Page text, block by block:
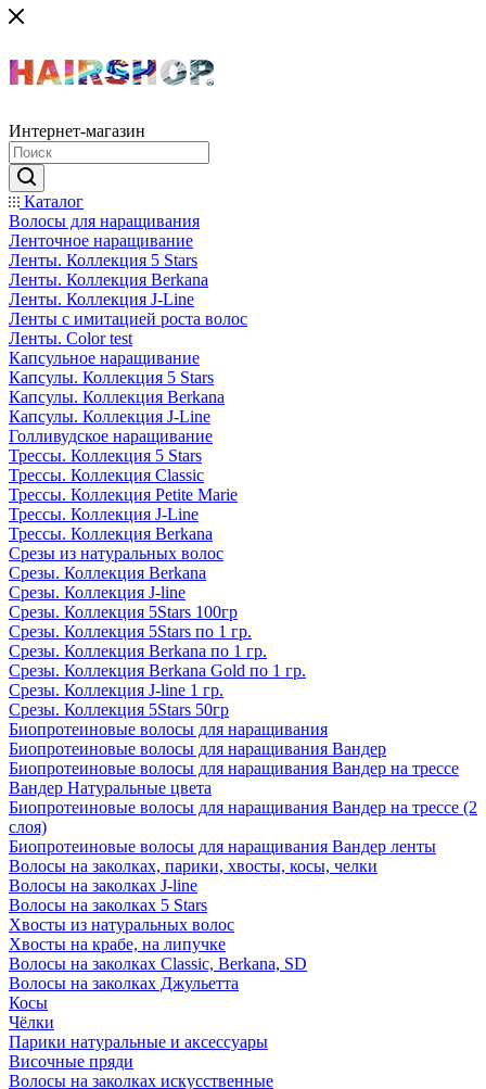
Интернет-магазин
Каталог
Волосы для наращивания
Ленточное наращивание
Ленты. Коллекция 5 Stars
Ленты. Коллекция Berkana
Ленты. Коллекция J-Line
Ленты с имитацией роста волос
Ленты. Color test
Капсульное наращивание
Капсулы. Коллекция 5 Stars
Капсулы. Коллекция Berkana
Капсулы. Коллекция J-Line
Голливудское наращивание
Трессы. Коллекция 5 Stars
Трессы. Коллекция Classic
Трессы. Коллекция Petite Marie
Трессы. Коллекция J-Line
Трессы. Коллекция Berkana
Срезы из натуральных волос
Срезы. Коллекция Berkana
Срезы. Коллекция J-line
Срезы. Коллекция 5Stars 100гр
Срезы. Коллекция 5Stars по 1 гр.
Срезы. Коллекция Berkana по 1 гр.
Срезы. Коллекция Berkana Gold по 1 гр.
Срезы. Коллекция J-line 1 гр.
Срезы. Коллекция 5Stars 50гр
Биопротеиновые волосы для наращивания
Биопротеиновые волосы для наращивания Вандер
Биопротеиновые волосы для наращивания Вандер на трессе
Вандер Натуральные цвета
Биопротеиновые волосы для наращивания Вандер на трессе (2
слоя)
Биопротеиновые волосы для наращивания Вандер ленты
Волосы на заколках, парики, хвосты, косы, челки
Волосы на заколках J-line
Волосы на заколках 5 Stars
Хвосты из натуральных волос
Хвосты на крабе, на липучке
Волосы на заколках Classic, Berkana, SD
Волосы на заколках Джульетта
Косы
Чёлки
Парики натуральные и аксессуары
Височные пряди
Волосы на заколках искусственные